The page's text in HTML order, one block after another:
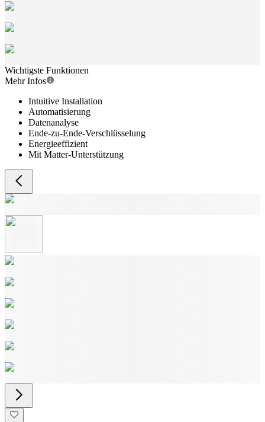
Wichtigste Funktionen
Mehr Infos
Intuitive Installation
Automatisierung
Datenanalyse
Ende-zu-Ende-Verschlüsselung
Energieeffizient
Mit Matter-Unterstützung